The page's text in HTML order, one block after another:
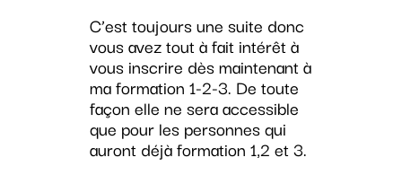
C’est toujours une suite donc
vous avez tout à fait intérêt à
vous inscrire dès maintenant à
ma formation 1-2-3. De toute
façon elle ne sera accessible
que pour les personnes qui
auront déjà formation 1,2 et 3.